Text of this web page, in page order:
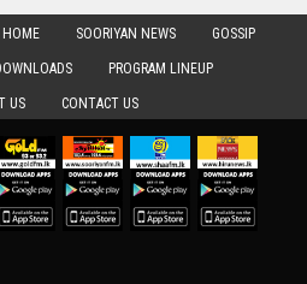
HOME SOORIYAN NEWS GOSSIP
PROGRAM LINEUP
US CONTACT US